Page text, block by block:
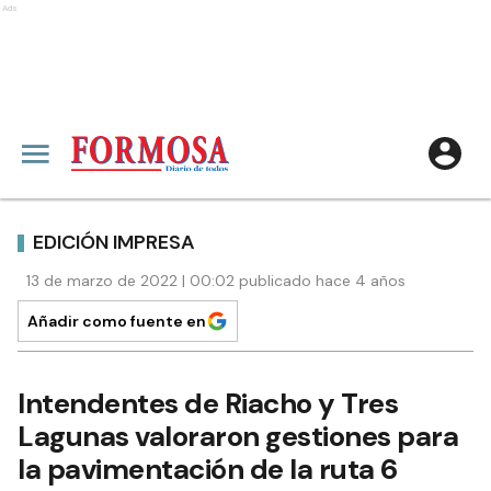
Ads
EDICIÓN IMPRESA
13 de marzo de 2022 | 00:02 publicado hace 4 años
Añadir como fuente en
Intendentes de Riacho y Tres
Lagunas valoraron gestiones para
la pavimentación de la ruta 6